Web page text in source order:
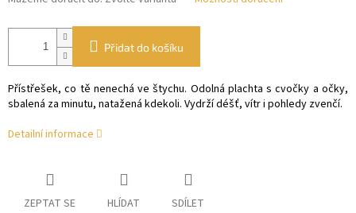
Přidat do košíku
Přístřešek, co tě nenechá ve štychu. Odolná plachta s cvočky a očky,
sbalená za minutu, natažená kdekoli. Vydrží déšť, vítr i pohledy zvenčí.
Detailní informace
ZEPTAT SE HLÍDAT SDÍLET